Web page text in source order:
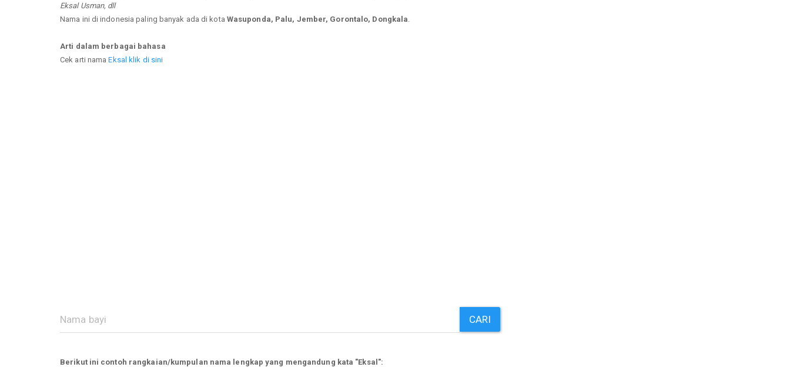
Eksal Usman, dll
Nama ini di indonesia paling banyak ada di kota Wasuponda, Palu, Jember, Gorontalo, Dongkala
Arti dalam berbagai bahasa
Cek arti namaEksal klik di sini
CARI
Berikut ini contoh rangkaian/kumpulan nama lengkap yang mengandung kata "Eksal":